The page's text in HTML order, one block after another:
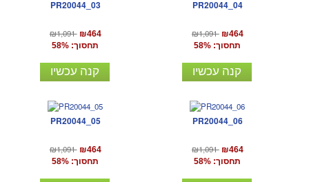
PR20044_03
₪1,091 ₪464
תחסוך: 58%
קנה עכשיו
PR20044_04
₪1,091 ₪464
תחסוך: 58%
קנה עכשיו
PR20044_05
₪1,091 ₪464
תחסוך: 58%
PR20044_06
₪1,091 ₪464
תחסוך: 58%